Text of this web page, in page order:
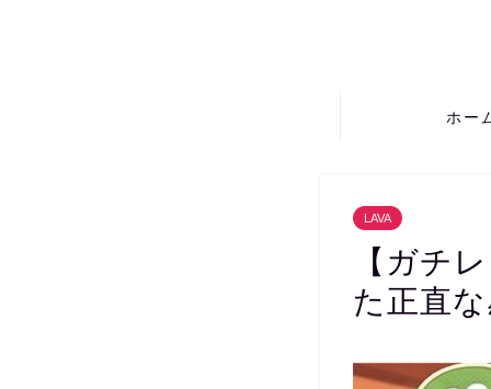
ホー
LAVA
【ガチ
た正直